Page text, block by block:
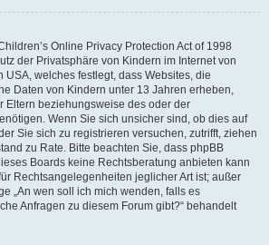
Online Privacy Protection Act of 1998
der Privatsphäre von Kindern im Internet von
USA, welches festlegt, dass Websites, die
Daten von Kindern unter 13 Jahren erheben,
Eltern beziehungsweise des oder der
Wenn Sie sich unsicher sind, ob dies auf
Sie sich zu registrieren versuchen, zutrifft, ziehen
zu Rate. Bitte beachten Sie, dass phpBB
Boards keine Rechtsberatung anbieten kann
Rechtsangelegenheiten jeglicher Art ist; außer
„An wen soll ich mich wenden, falls es
Anfragen zu diesem Forum gibt?“ behandelt